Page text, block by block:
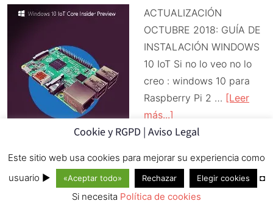
en
ACTUALIZACIÓN
OCTUBRE 2018: GUÍA DE
INSTALACIÓN WINDOWS
10 IoT Si no lo veo no lo
creo : windows 10 para
Raspberry Pi 2 … [Leer
más...]
de
Pi
2
soportará
Ubuntu no quiere a
Cookie y RGPD | Aviso Legal
Este sitio web usa cookies para mejorar su experiencia como
usuario ►
«Aceptar todo» Rechazar Elegir cookies
◘
Si necesita Política de cookies